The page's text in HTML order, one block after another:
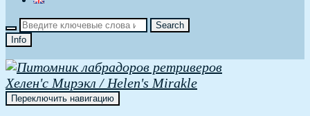
Info
Переключить навигацию